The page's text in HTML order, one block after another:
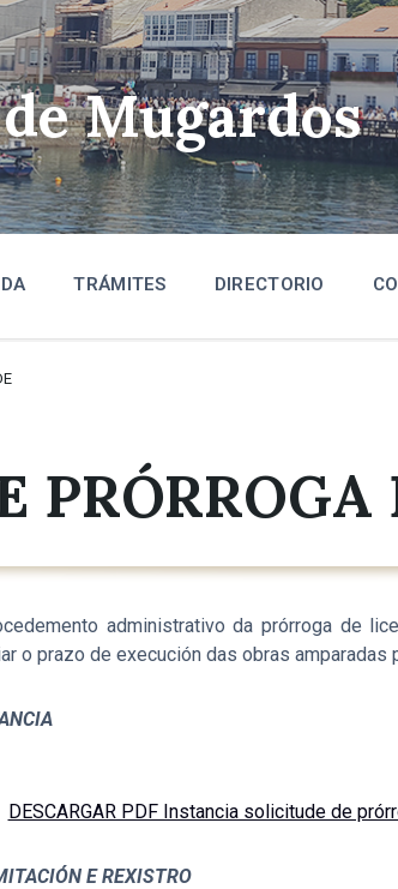
Mugardos
TRÁMITES DIRECTORIO
administrativo da prórroga de
o prazo de execución das obras amparadas
DESCARGAR PDF Instancia solicitude de
E REXISTRO